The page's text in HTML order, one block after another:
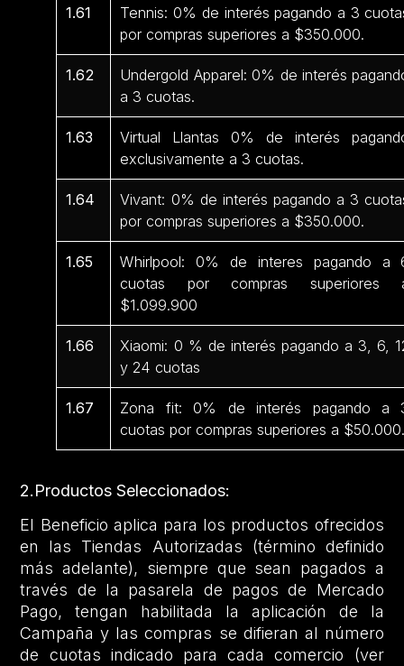
1.61
Tennis: 0% de interés pagando a 3
por compras superiores a $350.000.
1.62
Undergold Apparel: 0% de interés
a 3 cuotas.
1.63
Virtual Llantas 0% de interés
exclusivamente a 3 cuotas.
1.64
Vivant: 0% de interés pagando a 3
por compras superiores a $350.000.
1.65
Whirlpool: 0% de interes pagando a
cuotas por compras superiores
$1.099.900
1.66
Xiaomi: 0 % de interés pagando a 3, 6,
y 24 cuotas
1.67
Zona fit: 0% de interés pagando a
cuotas por compras superiores a
2.Productos Seleccionados:
El Beneficio aplica para los productos ofrecidos
en las Tiendas Autorizadas (término definido
más adelante), siempre que sean pagados a
través de la pasarela de pagos de Mercado
Pago, tengan habilitada la aplicación de la
Campaña y las compras se difieran al número
de cuotas indicado para cada comercio (ver